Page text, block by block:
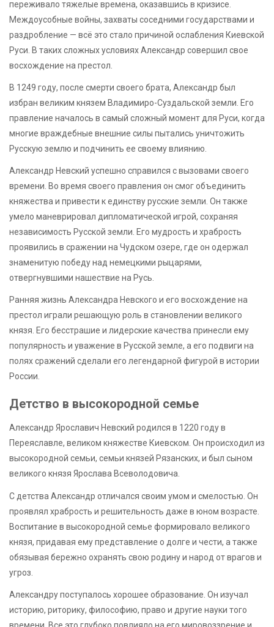
переживало тяжелые времена, оказавшись в кризисе.
Междоусобные войны, захваты соседними государствами и
раздробление — всё это стало причиной ослабления Киевской
Руси. В таких сложных условиях Александр совершил свое
восхождение на престол.
В 1249 году, после смерти своего брата, Александр был
избран великим князем Владимиро-Суздальской земли. Его
правление началось в самый сложный момент для Руси, когда
многие враждебные внешние силы пытались уничтожить
Русскую землю и подчинить ее своему влиянию.
Александр Невский успешно справился с вызовами своего
времени. Во время своего правления он смог объединить
княжества и привести к единству русские земли. Он также
умело маневрировал дипломатической игрой, сохраняя
независимость Русской земли. Его мудрость и храбрость
проявились в сражении на Чудском озере, где он одержал
знаменитую победу над немецкими рыцарями,
отвергнувшими нашествие на Русь.
Ранняя жизнь Александра Невского и его восхождение на
престол играли решающую роль в становлении великого
князя. Его бесстрашие и лидерские качества принесли ему
популярность и уважение в Русской земле, а его подвиги на
полях сражений сделали его легендарной фигурой в истории
России.
Детство в высокородной семье
Александр Ярославич Невский родился в 1220 году в
Переяславле, великом княжестве Киевском. Он происходил из
высокородной семьи, семьи князей Рязанских, и был сыном
великого князя Ярослава Всеволодовича.
С детства Александр отличался своим умом и смелостью. Он
проявлял храбрость и решительность даже в юном возрасте.
Воспитание в высокородной семье формировало великого
князя, придавая ему представление о долге и чести, а также
обязывая бережно охранять свою родину и народ от врагов и
угроз.
Александру поступалось хорошее образование. Он изучал
историю, риторику, философию, право и другие науки того